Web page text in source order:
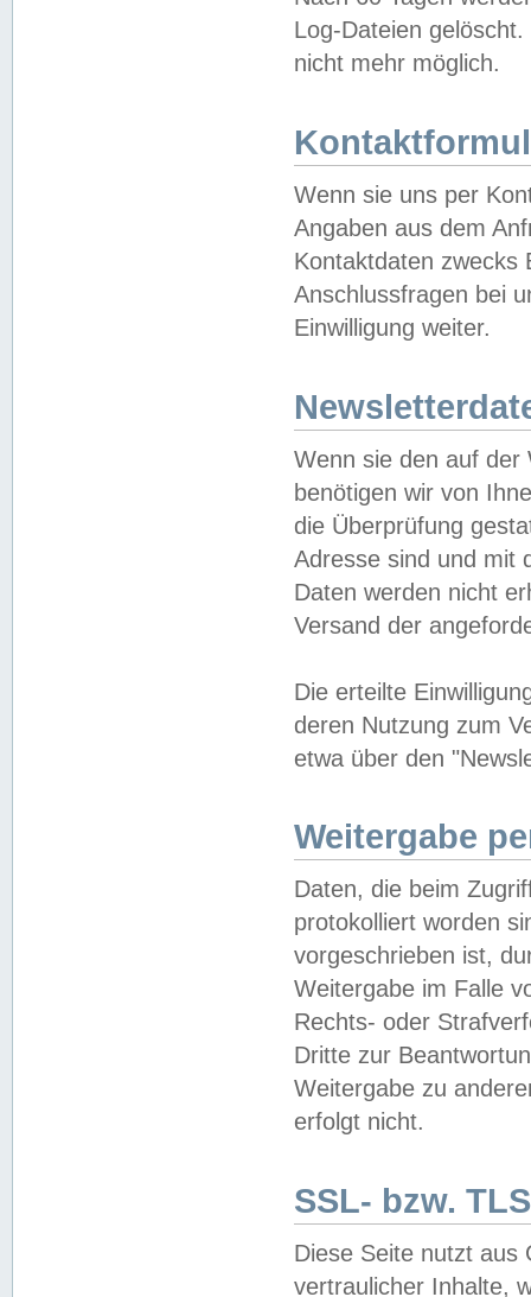
Log-Dateien
nicht mehr möglich.
Wenn sie uns per
Angaben aus dem
Kontaktdaten zwecks
Anschlussfragen bei
Einwilligung weiter.
Wenn sie den auf der
benötigen wir von
die Überprüfung
Adresse sind und mit
Daten werden nicht
Versand der
Die erteilte
deren Nutzung zum
etwa über den
Weitergabe
Daten, die beim
protokolliert worden
vorgeschrieben ist,
Weitergabe im Falle
Rechts- oder
Dritte zur
Weitergabe zu
erfolgt nicht.
SSL- bzw.
Diese Seite nutzt aus
vertraulicher Inhalte,